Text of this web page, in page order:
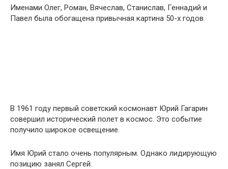
Именами Олег, Роман, Вячеслав, Станислав, Геннадий и
Павел была обогащена привычная картина 50-х годов.
В 1961 году первый советский космонавт Юрий Гагарин
совершил исторический полет в космос. Это событие
получило широкое освещение.
Имя Юрий стало очень популярным. Однако лидирующую
позицию занял Сергей.